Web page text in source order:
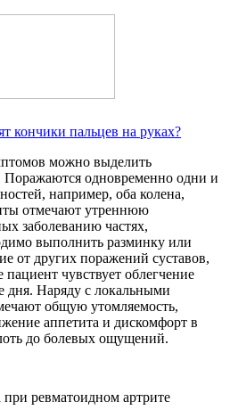
кончики пальцев на руках?
можно выделить
Поражаются одновременно одни и
например, оба колена,
отмечают утреннюю
заболеванию частях,
выполнить разминку или
от других поражений суставов,
чувствует облегчение
дня. Наряду с локальными
общую утомляемость,
аппетита и дискомфорт в
до болевых ощущений.
ревматоидном артрите